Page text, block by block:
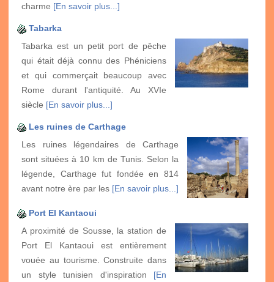
charme [En savoir plus...]
Tabarka
Tabarka est un petit port de pêche
qui était déjà connu des Phéniciens
et qui commerçait beaucoup avec
Rome durant l'antiquité. Au XVIe
siècle [En savoir plus...]
Les ruines de Carthage
Les ruines légendaires de Carthage
sont situées à 10 km de Tunis. Selon la
légende, Carthage fut fondée en 814
avant notre ère par les [En savoir plus...]
Port El Kantaoui
A proximité de Sousse, la station de
Port El Kantaoui est entièrement
vouée au tourisme. Construite dans
un style tunisien d'inspiration [En